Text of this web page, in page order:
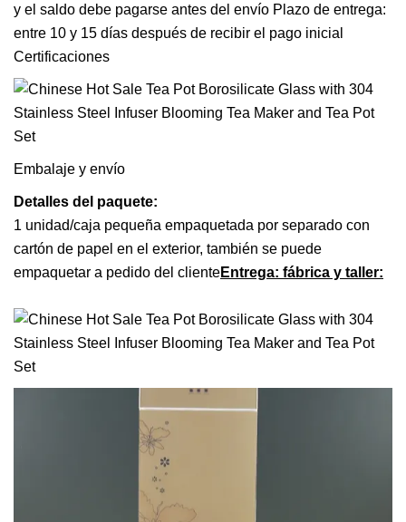
y el saldo debe pagarse antes del envío Plazo de entrega:
entre 10 y 15 días después de recibir el pago inicial
Certificaciones
Embalaje y envío
Detalles del paquete:
1 unidad/caja pequeña empaquetada por separado con
cartón de papel en el exterior, también se puede
empaquetar a pedido del clienteEntrega: fábrica y taller: